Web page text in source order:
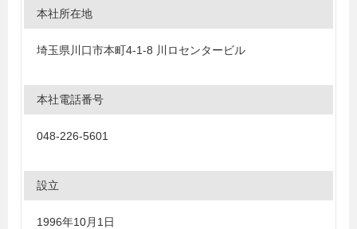
本社所在地
埼玉県川口市本町4-1-8 川ロセンタービル
本社電話番号
048-226-5601
設立
1996年10月1日